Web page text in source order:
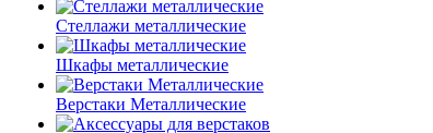
Стеллажи металлические
Шкафы металлические
Верстаки Металлические